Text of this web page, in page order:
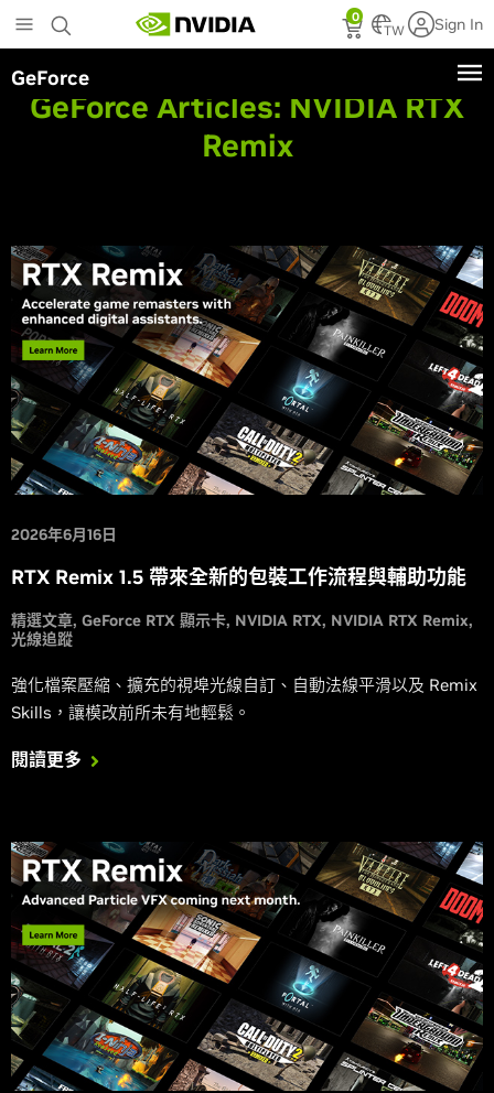
to
main
content
0
TW Sign In
GeForce
GeForce Articles: NVIDIA RTX
Remix
2026年6月16日
RTX Remix 1.5 帶來全新的包裝工作流程與輔助功能
精選文章 GeForce RTX 顯示卡 NVIDIA RTX NVIDIA RTX Remix
光線追蹤
強化檔案壓縮、擴充的視埠光線自訂、自動法線平滑以及 Remix
Skills，讓模改前所未有地輕鬆。
閱讀更多